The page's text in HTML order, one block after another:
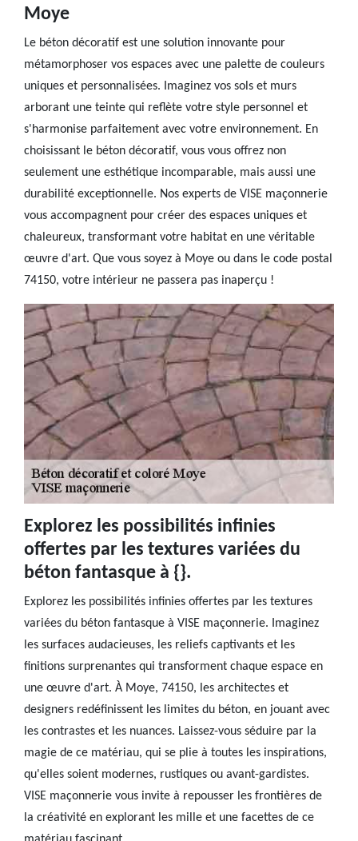
Moye
Le béton décoratif est une solution innovante pour
métamorphoser vos espaces avec une palette de couleurs
uniques et personnalisées. Imaginez vos sols et murs
arborant une teinte qui reflète votre style personnel et
s'harmonise parfaitement avec votre environnement. En
choisissant le béton décoratif, vous vous offrez non
seulement une esthétique incomparable, mais aussi une
durabilité exceptionnelle. Nos experts de VISE maçonnerie
vous accompagnent pour créer des espaces uniques et
chaleureux, transformant votre habitat en une véritable
œuvre d'art. Que vous soyez à Moye ou dans le code postal
74150, votre intérieur ne passera pas inaperçu !
Explorez les possibilités infinies
offertes par les textures variées du
béton fantasque à {}.
Explorez les possibilités infinies offertes par les textures
variées du béton fantasque à VISE maçonnerie. Imaginez
les surfaces audacieuses, les reliefs captivants et les
finitions surprenantes qui transforment chaque espace en
une œuvre d'art. À Moye, 74150, les architectes et
designers redéfinissent les limites du béton, en jouant avec
les contrastes et les nuances. Laissez-vous séduire par la
magie de ce matériau, qui se plie à toutes les inspirations,
qu'elles soient modernes, rustiques ou avant-gardistes.
VISE maçonnerie vous invite à repousser les frontières de
la créativité en explorant les mille et une facettes de ce